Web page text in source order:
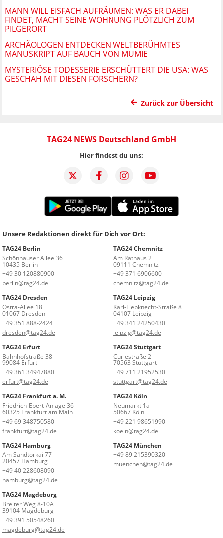
MANN WILL EISFACH AUFRÄUMEN: WAS ER DABEI
FINDET, MACHT SEINE WOHNUNG PLÖTZLICH ZUM
PILGERORT
ARCHÄOLOGEN ENTDECKEN WELTBERÜHMTES
MANUSKRIPT AUF BAUCH VON MUMIE
MYSTERIÖSE TODESSERIE ERSCHÜTTERT DIE USA: WAS
GESCHAH MIT DIESEN FORSCHERN?
Zurück zur Übersicht
TAG24 NEWS Deutschland GmbH
Hier findest du uns:
Unsere Redaktionen direkt für Dich vor Ort:
TAG24 Berlin
Schönhauser Allee 36
10435 Berlin
+49 30 120880900
berlin@tag24.de
TAG24 Chemnitz
Am Rathaus 2
09111 Chemnitz
+49 371 6906600
chemnitz@tag24.de
TAG24 Dresden
Ostra-Allee 18
01067 Dresden
+49 351 888-2424
dresden@tag24.de
TAG24 Leipzig
Karl-Liebknecht-Straße 8
04107 Leipzig
+49 341 24250430
leipzig@tag24.de
TAG24 Erfurt
Bahnhofstraße 38
99084 Erfurt
+49 361 34947880
erfurt@tag24.de
TAG24 Stuttgart
Curiestraße 2
70563 Stuttgart
+49 711 21952530
stuttgart@tag24.de
TAG24 Frankfurt a. M.
Friedrich-Ebert-Anlage 36
60325 Frankfurt am Main
+49 69 348750580
frankfurt@tag24.de
TAG24 Köln
Neumarkt 1a
50667 Köln
+49 221 98651990
koeln@tag24.de
TAG24 Hamburg
Am Sandtorkai 77
20457 Hamburg
+49 40 228608090
hamburg@tag24.de
TAG24 München
+49 89 215390320
muenchen@tag24.de
TAG24 Magdeburg
Breiter Weg 8-10A
39104 Magdeburg
+49 391 50548260
magdeburg@tag24.de